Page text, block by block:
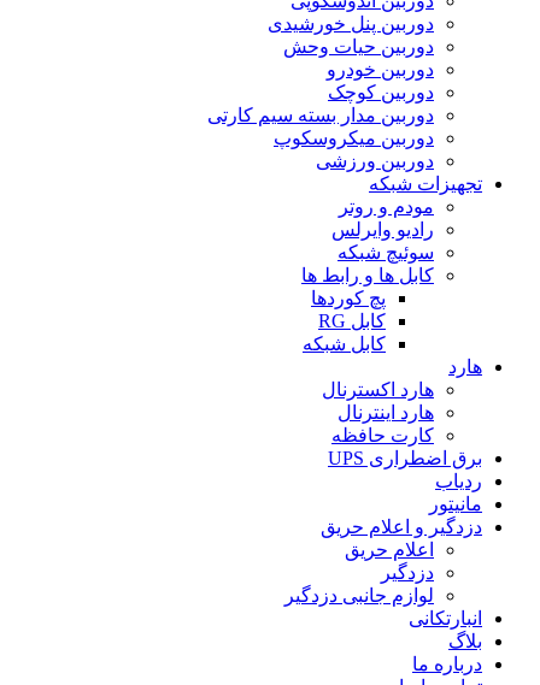
دوربین پنل خورشیدی
دوربین حیات وحش
دوربین خودرو
دوربین کوچک
دوربین مدار بسته سیم کارتی
دوربین میکروسکوپ
دوربین ورزشی
تجهیزات شبکه
مودم و روتر
رادیو وایرلس
سوئیچ شبکه
کابل ها و رابط ها
پچ کوردها
کابل RG
کابل شبکه
هارد
هارد اکسترنال
هارد اینترنال
کارت حافظه
برق اضطراری UPS
ردیاب
مانیتور
دزدگیر و اعلام حریق
اعلام حریق
دزدگیر
لوازم جانبی دزدگیر
انبارتکانی
بلاگ
درباره ما